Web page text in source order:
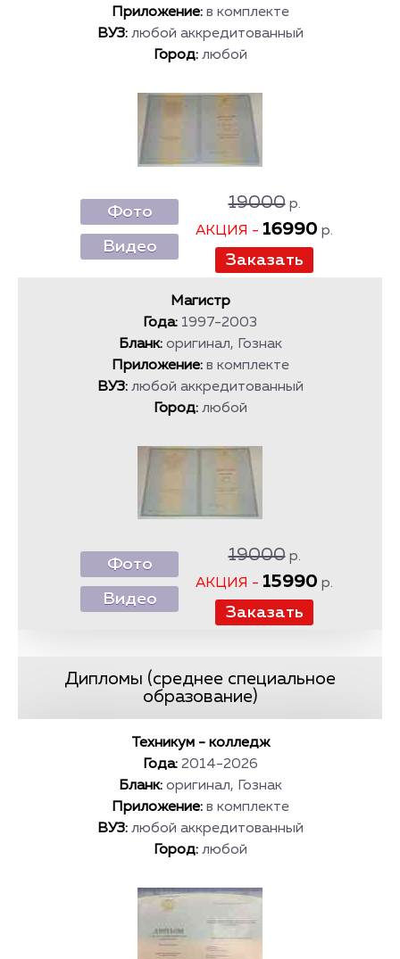
Приложение: в комплекте
ВУЗ: любой аккредитованный
Город: любой
Фото
Видео
19000р.
АКЦИЯ - 16990 р.
Магистр
Года: 1997-2003
Бланк: оригинал, Гознак
Приложение: в комплекте
ВУЗ: любой аккредитованный
Город: любой
Фото
Видео
19000р.
АКЦИЯ - 15990 р.
Дипломы (cреднее специальное
образование)
Техникум - колледж
Года: 2014-2026
Бланк: оригинал, Гознак
Приложение: в комплекте
ВУЗ: любой аккредитованный
Город: любой